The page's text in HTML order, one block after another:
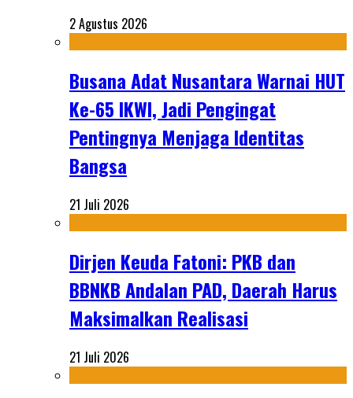
2 Agustus 2026
Busana Adat Nusantara Warnai HUT
Ke-65 IKWI, Jadi Pengingat
Pentingnya Menjaga Identitas
Bangsa
21 Juli 2026
Dirjen Keuda Fatoni: PKB dan
BBNKB Andalan PAD, Daerah Harus
Maksimalkan Realisasi
21 Juli 2026